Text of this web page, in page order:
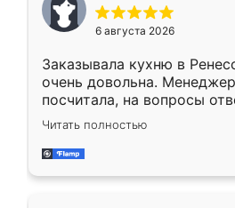
Мне нравится ,если что-то
мебели буду заказывать
6 августа 2026
Заказывала кухню в
очень довольна.
посчитала, на вопросы
Замерщик приехал в
делу со всей
за день, ребята работали
Читать полностью